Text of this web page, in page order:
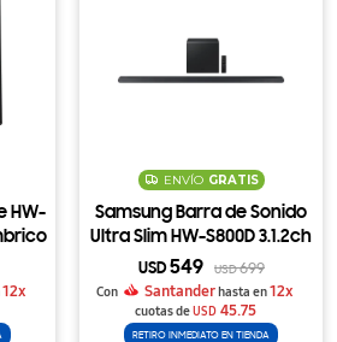
HW-
12x
ENVÍO GRATIS
Samsung Barra de Sonido
Ultra Slim HW-S800D 3.1.2ch
Dolby Atmos con Subwoofer
Inalámbrico
USD 549 USD699
Con
Santanderhasta en12x
cuotas deUSD 45.75
RETIRO INMEDIATO EN TIENDA